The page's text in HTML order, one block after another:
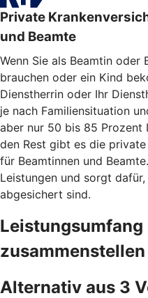
Private
und Beamte
Wenn Sie als Beamtin oder
brauchen oder ein Kind
Dienstherrin oder Ihr
je nach Familiensituation
aber nur 50 bis 85 Prozent
den Rest gibt es die
für Beamtinnen und
Leistungen und sorgt
abgesichert sind.
Leistungsumfang
zusammenstellen
Alternativ aus 3